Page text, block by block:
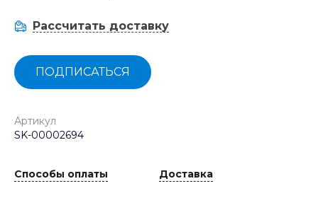
Рассчитать доставку
ПОДПИСАТЬСЯ
Артикул
SK-00002694
Способы оплаты Доставка